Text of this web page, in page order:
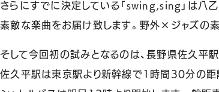
さらにすでに決定している「swing,sing」は八
素敵な楽曲をお届け致します。野外×ジャズの
そして今回初の試みとなるのは、長野県佐久平
佐久平駅は東京駅より新幹線で1時間30分の距